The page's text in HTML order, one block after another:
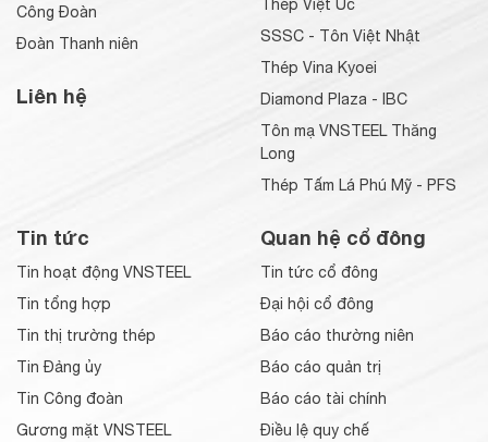
Công Đoàn
Đoàn Thanh niên
Liên hệ
Thép Việt Úc
SSSC - Tôn Việt Nhật
Thép Vina Kyoei
Diamond Plaza - IBC
Tôn mạ VNSTEEL Thăng
Long
Thép Tấm Lá Phú Mỹ - PFS
Tin tức
Tin hoạt động VNSTEEL
Tin tổng hợp
Tin thị trường thép
Tin Đảng ủy
Tin Công đoàn
Gương mặt VNSTEEL
Quan hệ cổ đông
Tin tức cổ đông
Đại hội cổ đông
Báo cáo thường niên
Báo cáo quản trị
Báo cáo tài chính
Điều lệ quy chế